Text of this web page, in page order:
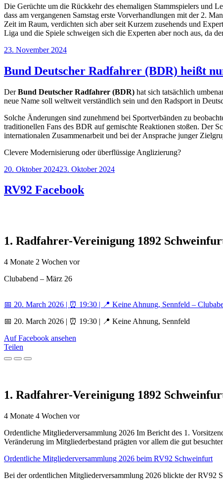
Die Gerüchte um die Rückkehr des ehemaligen Stammspielers und
dass am vergangenen Samstag erste Vorverhandlungen mit der 2.
Zeit im Raum, verdichten sich aber seit Kurzem zusehends und
Liga und die Spiele schweigen sich die Experten aber noch aus, da
Veröffentlicht
23. November 2024
Bund Deutscher Radfahrer (BDR) heißt
DerBund Deutscher Radfahrer (BDR) hat sich tatsächlich
neue Name soll weltweit verständlich sein und den Radsport in
Solche Änderungen sind zunehmend bei Sportverbänden zu
traditionellen Fans des BDR auf gemischte Reaktionen stoßen. Der
internationalen Zusammenarbeit und bei der Ansprache junger
Clevere Modernisierung oder überflüssige Anglizierung?
Veröffentlicht
20. Oktober 202423. Oktober 2024
RV92 Facebook
1. Radfahrer-Vereinigung 1892
4 Monate 2 Wochen vor
Clubabend – März 26
📅 20. March 2026 | ⏰ 19:30 | 📍 Keine Ahnung, Sennfeld –
📅 20. March 2026 | ⏰ 19:30 | 📍 Keine Ahnung, Sennfeld
Auf Facebook ansehen
Teilen
1. Radfahrer-Vereinigung 1892
4 Monate 4 Wochen vor
Ordentliche Mitgliederversammlung 2026 Im Bericht des 1.
Veränderung im Mitgliederbestand prägten vor allem die gut
Ordentliche Mitgliederversammlung 2026 beim RV92 Schweinfurt
Bei der ordentlichen Mitgliederversammlung 2026 blickte der RV92